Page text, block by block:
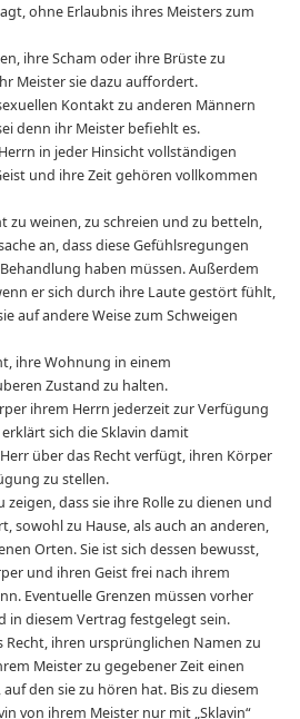
ohne Erlaubnis ihres Meisters zum
ihre Scham oder ihre Brüste zu
Meister sie dazu auffordert.
Kontakt zu anderen Männern
denn ihr Meister befiehlt es.
in jeder Hinsicht vollständigen
und ihre Zeit gehören vollkommen
zu weinen, zu schreien und zu betteln,
an, dass diese Gefühlsregungen
haben müssen. Außerdem
er sich durch ihre Laute gestört fühlt,
auf andere Weise zum Schweigen
ihre Wohnung in einem
Zustand zu halten.
ihrem Herrn jederzeit zur Verfügung
sich die Sklavin damit
über das Recht verfügt, ihren Körper
zu stellen.
zeigen, dass sie ihre Rolle zu dienen und
sowohl zu Hause, als auch an anderen,
Orten. Sie ist sich dessen bewusst,
und ihren Geist frei nach ihrem
Eventuelle Grenzen müssen vorher
in diesem Vertrag festgelegt sein.
Recht, ihren ursprünglichen Namen zu
Meister zu gegebener Zeit einen
den sie zu hören hat. Bis zu diesem
von ihrem Meister nur mit „Sklavin“